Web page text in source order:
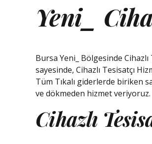
Yeni_
Bursa Yeni_ Bölgesinde
sayesinde, Cihazlı Tesisatçı
Tüm Tıkalı giderlerde biriken
ve dökmeden hizmet veriyoruz.
Cihazlı